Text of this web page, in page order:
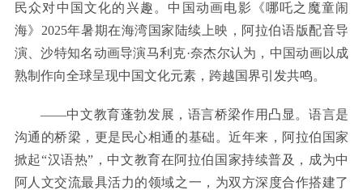
民众对中国文化的兴趣。中国动画电影《哪吒之魔童闹
海》2025年暑期在海湾国家陆续上映，阿拉伯语版配音导
演、沙特知名动画导演马利克·奈杰尔认为，中国动画以成
熟制作向全球呈现中国文化元素，跨越国界引发共鸣。
——中文教育蓬勃发展，语言桥梁作用凸显。语言是
沟通的桥梁，更是民心相通的基础。近年来，阿拉伯国家
掀起“汉语热”，中文教育在阿拉伯国家持续普及，成为中
阿人文交流最具活力的领域之一，为双方深度合作搭建了